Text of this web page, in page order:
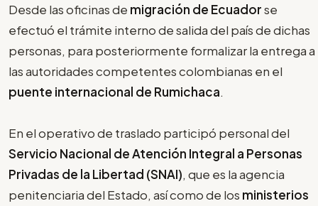
Desde las oficinas de migración de Ecuadorse
efectuó el trámite interno de salida del país de dichas
personas, para posteriormente formalizar la entrega a
las autoridades competentes colombianas en el
puente internacional de Rumichaca.
En el operativo de traslado participó personal del
Servicio Nacional de Atención Integral a Personas
Privadas de la Libertad (SNAI), que es la agencia
penitenciaria del Estado, así como de los ministerios